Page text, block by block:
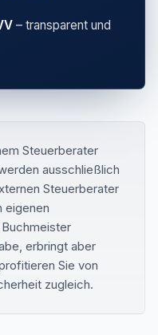
– transparent und
Steuerberater
ausschließlich
Steuerberater
eigenen
erbringt aber
Sie von
zugleich.